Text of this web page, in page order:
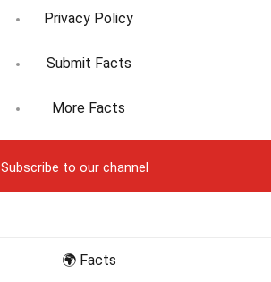
Privacy Policy
Submit Facts
More Facts
Subscribe to our channel
🌍 Facts